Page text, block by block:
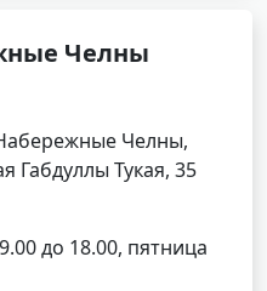
Челны
Челны,
Габдуллы Тукая, 35
до 18.00, пятница